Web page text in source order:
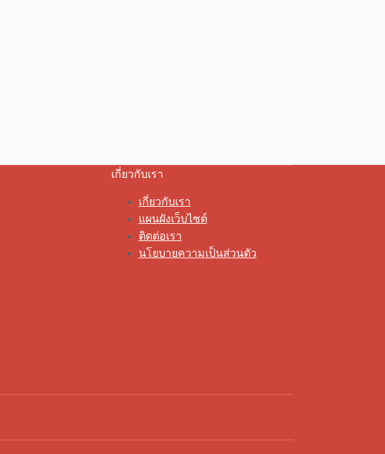
เกี่ยวกับเรา
เกี่ยวกับเรา
แผนผังเว็บไซต์
ติดต่อเรา
นโยบายความเป็นส่วนตัว